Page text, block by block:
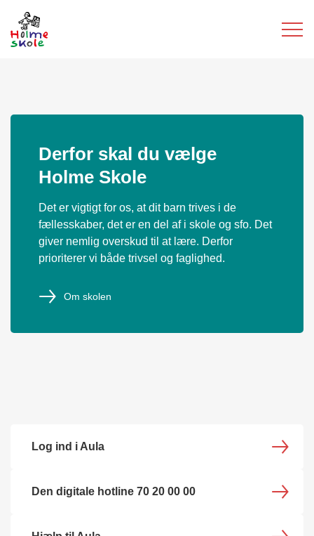
Derfor skal du vælge
Holme Skole
Det er vigtigt for os, at dit barn trives i de
fællesskaber, det er en del af i skole og sfo. Det
giver nemlig overskud til at lære. Derfor
prioriterer vi både trivsel og faglighed.
Om skolen
Log ind i Aula
Den digitale hotline 70 20 00 00